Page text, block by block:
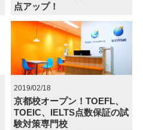
点アップ！
2019/02/18
京都校オープン！TOEFL、
TOEIC、IELTS点数保証の試
験対策専門校